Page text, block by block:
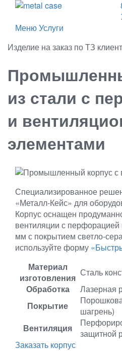
МенюУслуги
Изделие на заказ по ТЗ
из стали с
и
элементами
Специализированное
«Металл‑Кейс» для
Корпус оснащен
вентиляции с перфорацией
мм с покрытием светло-
используйте форму
Материал
изготовления Сталь
Обработка
Лазерная
Покрытие
шагрень)
Вентиляция
защитной
Заказать корпус